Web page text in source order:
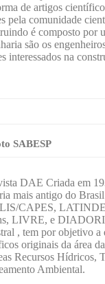
de artigos
pela comunidade
é composto por
são os
interessados na
SABESP
DAE Criada em
mais antigo do
CAPES,
LIVRE, e
, tem por objetivo a
originais da área
Recursos Hídricos,
Ambiental.